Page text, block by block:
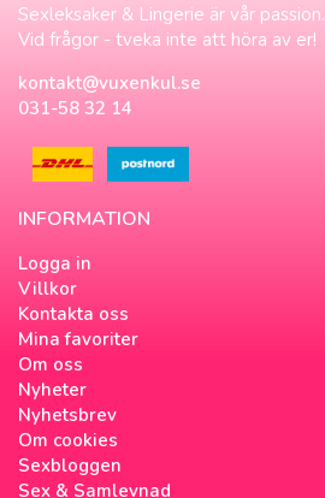
Sexleksaker & Lingerie är vår passion.
Vid frågor - tveka inte att höra av er!
kontakt@vuxenkul.se
031-58 32 14
INFORMATION
Logga in
Villkor
Kontakta oss
Mina favoriter
Om oss
Nyheter
Nyhetsbrev
Om cookies
Sexbloggen
Sex & Samlevnad